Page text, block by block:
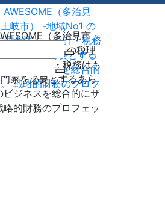
（多治見市・
） -地域No1 の税理
人 – 会計・税務はも
家を必要とするあら
ジネスを総合的にサ
的財務のプロフェッ